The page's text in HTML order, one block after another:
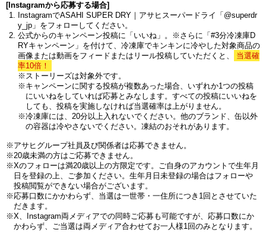
[Instagramから応募する場合]
InstagramでASAHI SUPER DRY｜アサヒスーパードライ「@superdr
y_jp」をフォローしてください。
公式からのキャンペーン投稿に「いいね」。※さらに「#3分冷凍庫D
RYキャンペーン」を付けて、冷凍庫でキンキンに冷やした対象商品の
画像または動画をフィードまたはリール投稿していただくと、
当選確
率10倍！
※ストーリーズは対象外です。
※キャンペーンに関する投稿が複数あった場合、いずれか1つの投稿
にいいねをしていれば応募とみなします。すべての投稿にいいねを
しても、投稿を実施しなければ当選確率は上がりません。
※冷凍庫には、20分以上入れないでください。他のブランド、缶以外
の容器は冷やさないでください。凍結のおそれがあります。
※アサヒグループ社員及び関係者は応募できません。
※20歳未満の方はご応募できません。
※Xのフォローは満20歳以上の方限定です。ご自身のアカウントで生年月
日を登録の上、ご参加ください。生年月日未登録の場合はフォローや
投稿閲覧ができない場合がございます。
※応募口数にかかわらず、当選は一世帯・一住所につき1回とさせていた
だきます。
※X、Instagram両メディアでの同時ご応募も可能ですが、応募口数にか
かわらず、ご当選は両メディア合わせてお一人様1回のみとなります。